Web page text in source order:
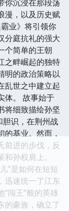
你沉浸在那段荡
漫，以及历史赋
业》将引领你
分庭抗礼的强大
简单的王朝
之畔崛起的独特
明的政治策略以
乱世之中建立起
体。 故事始于
将细致描绘孙坚
胆识，在荆州战
基业。然而，
前进的步伐，反
孙权肩上。
”是如何在短短
迅速统一了江东
闯王”般的英雄
的豪族，确立了